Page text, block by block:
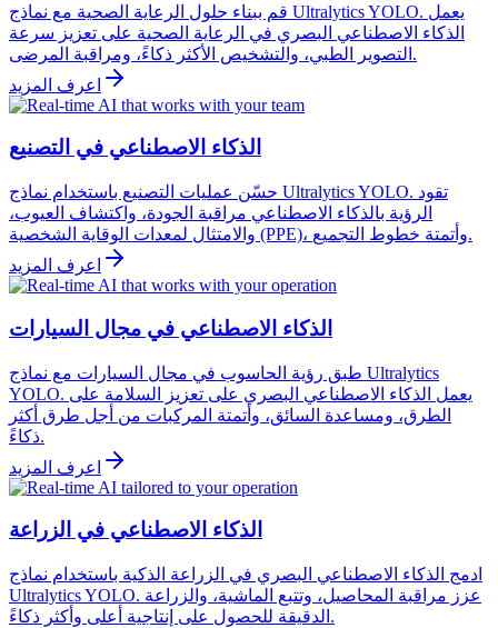
قم ببناء حلول الرعاية الصحية مع نماذج Ultralytics YOLO. يعمل
الذكاء الاصطناعي البصري في الرعاية الصحية على تعزيز سرعة
التصوير الطبي، والتشخيص الأكثر ذكاءً، ومراقبة المرضى.
اعرف المزيد
الذكاء الاصطناعي في التصنيع
حسّن عمليات التصنيع باستخدام نماذج Ultralytics YOLO. تقود
الرؤية بالذكاء الاصطناعي مراقبة الجودة، واكتشاف العيوب،
والامتثال لمعدات الوقاية الشخصية (PPE)، وأتمتة خطوط التجميع.
اعرف المزيد
الذكاء الاصطناعي في مجال السيارات
طبق رؤية الحاسوب في مجال السيارات مع نماذج Ultralytics
YOLO. يعمل الذكاء الاصطناعي البصري على تعزيز السلامة على
الطرق، ومساعدة السائق، وأتمتة المركبات من أجل طرق أكثر
ذكاءً.
اعرف المزيد
الذكاء الاصطناعي في الزراعة
ادمج الذكاء الاصطناعي البصري في الزراعة الذكية باستخدام نماذج
Ultralytics YOLO. عزز مراقبة المحاصيل، وتتبع الماشية، والزراعة
الدقيقة للحصول على إنتاجية أعلى وأكثر ذكاءً.